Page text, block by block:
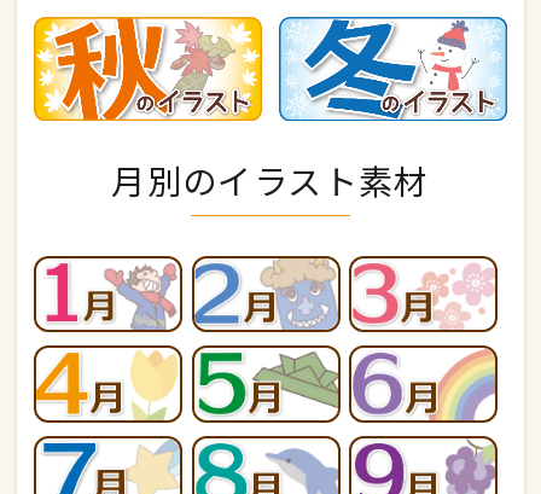
月別のイラスト素材